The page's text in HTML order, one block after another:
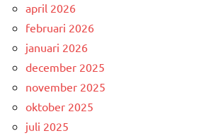
april 2026
februari 2026
januari 2026
december 2025
november 2025
oktober 2025
juli 2025